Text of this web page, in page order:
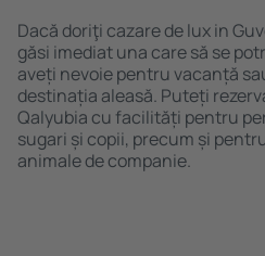
Dacă doriţi cazare de lux in
găsi imediat una care să se
aveți nevoie pentru vacanță
destinația aleasă. Puteți
Qalyubia cu facilități pentru
sugari și copii, precum și
animale de companie.